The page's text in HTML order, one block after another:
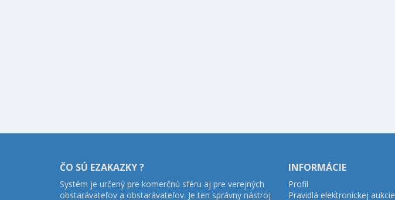
ČO SÚ EZAKAZKY ?
Systém je určený pre komerčnú sféru aj pre verejných
obstarávateľov a obstarávateľov. Je ten správny nástroj
INFORMÁCIE
Profil
Pravidlá elektronickej aukcie